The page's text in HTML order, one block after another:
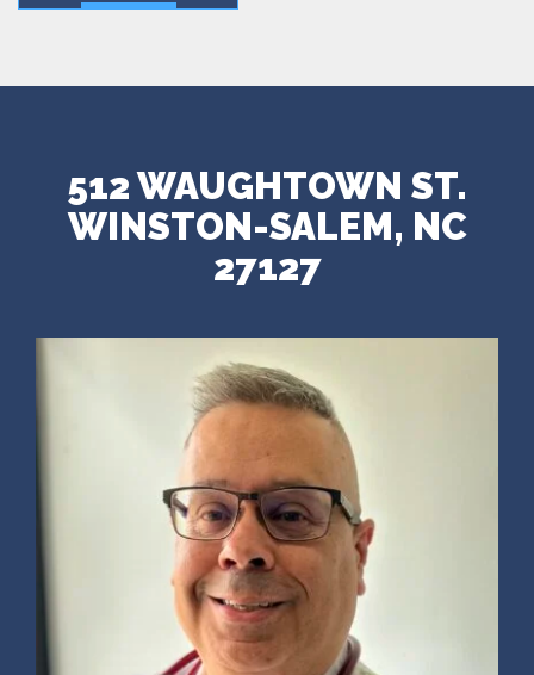
512 WAUGHTOWN ST.
WINSTON-SALEM, NC
27127